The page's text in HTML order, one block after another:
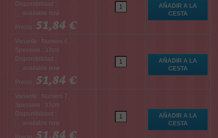
Disponibilidad :
Precio : 51,84 €
Variante : Numero 6,
Spessore : 37cm
Disponibilidad :
Precio : 51,84 €
Variante : Numero 7,
Spessore : 37cm
Disponibilidad :
51,84 €